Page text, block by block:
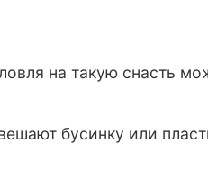
на такую снасть
бусинку или